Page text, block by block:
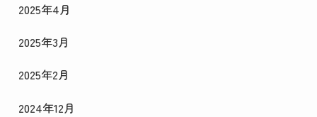
2025年4月
2025年3月
2025年2月
2024年12月